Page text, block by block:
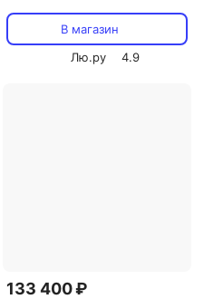
Коричневый) Afina
В магазин
Лю.ру
4.9
133 400 ₽